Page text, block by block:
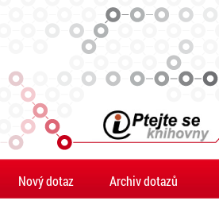
Nový dotaz Archiv dotazů